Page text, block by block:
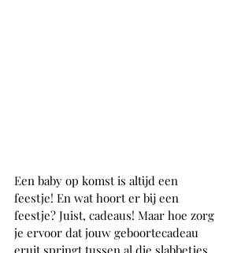
Een baby op komst is altijd een
feestje! En wat hoort er bij een
feestje? Juist, cadeaus! Maar hoe zorg
je ervoor dat jouw geboortecadeau
eruit springt tussen al die slabbetjes